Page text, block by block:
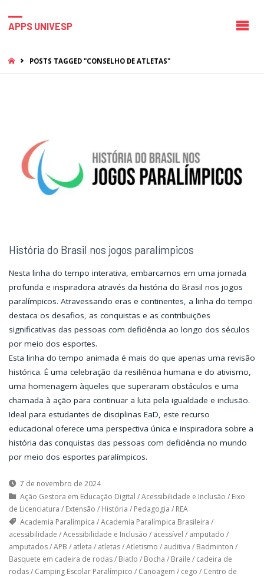
APPS UNIVESP
HOMEPOSTS TAGGED "CONSELHO DE ATLETAS"
História do Brasil nos jogos paralímpicos
Nesta linha do tempo interativa, embarcamos em uma jornada
profunda e inspiradora através da história do Brasil nos jogos
paralímpicos. Atravessando eras e continentes, a linha do tempo
destaca os desafios, as conquistas e as contribuições
significativas das pessoas com deficiência ao longo dos séculos
por meio dos esportes.
Esta linha do tempo animada é mais do que apenas uma revisão
histórica. É uma celebração da resiliência humana e do ativismo,
uma homenagem àqueles que superaram obstáculos e uma
chamada à ação para continuar a luta pela igualdade e inclusão.
Ideal para estudantes de disciplinas EaD, este recurso
educacional oferece uma perspectiva única e inspiradora sobre a
história das conquistas das pessoas com deficiência no mundo
por meio dos esportes paralímpicos.
7 de novembro de 2024
Ação Gestora em Educação Digital /Acessibilidade e Inclusão / Eixo
de Licenciatura / Extensão / História / Pedagogia / REA
Academia Paralímpica /Academia Paralímpica Brasileira /
acessibilidade /Acessibilidade e Inclusão / acessível / amputado /
amputados/APB / atleta / atletas/Atletismo / auditiva / Badminton /
Basquete em cadeira de rodas/ Biatlo / Bocha / Braile / cadeira de
rodas/ Camping Escolar Paralímpico / Canoagem / cego / Centro de